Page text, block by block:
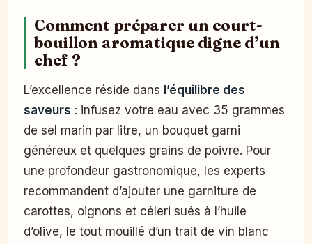
Comment préparer un court-
bouillon aromatique digne d’un
chef ?
L’excellence réside dans l’équilibre des
saveurs : infusez votre eau avec 35 grammes
de sel marin par litre, un bouquet garni
généreux et quelques grains de poivre. Pour
une profondeur gastronomique, les experts
recommandent d’ajouter une garniture de
carottes, oignons et céleri sués à l’huile
d’olive, le tout mouillé d’un trait de vin blanc